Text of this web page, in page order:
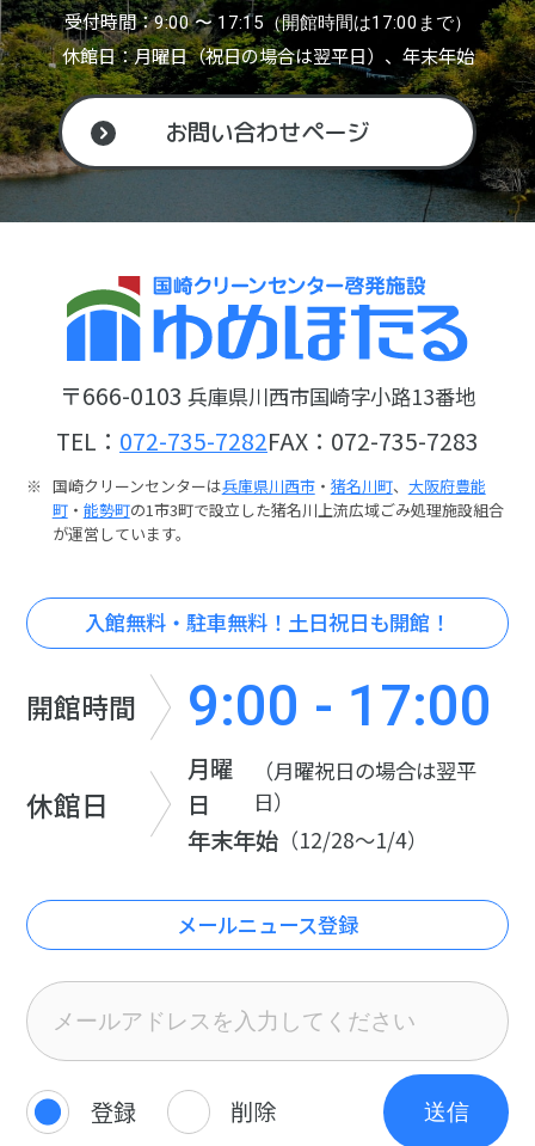
受付時間：9:00 〜 17:15（開館時間は17:00まで）
休館日：月曜日（祝日の場合は翌平日）、年末年始
お問い合わせページ
〒666-0103 兵庫県川西市国崎字小路13番地
TEL： 072-735-7282FAX：072-735-7283
国崎クリーンセンターは兵庫県川西市・ 猪名川町、 大阪府豊能
町・ 能勢町の1市3町で設立した猪名川上流広域ごみ処理施設組合
が運営しています。
入館無料・駐車無料！土日祝日も開館！
開館時間 9:00 - 17:00
休館日
月曜
日
（月曜祝日の場合は翌平
日）
年末年始（12/28～1/4）
メールニュース登録
登録 削除 送信